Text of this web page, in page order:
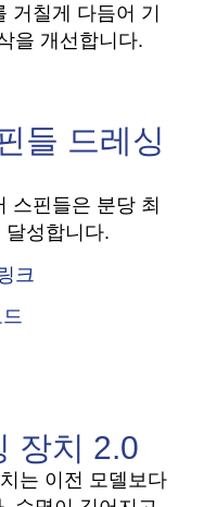
거칠게 다듬어 기
을 개선합니다.
들 드레싱
스핀들은 분당 최
달성합니다.
크
장치 2.0
는 이전 모델보다